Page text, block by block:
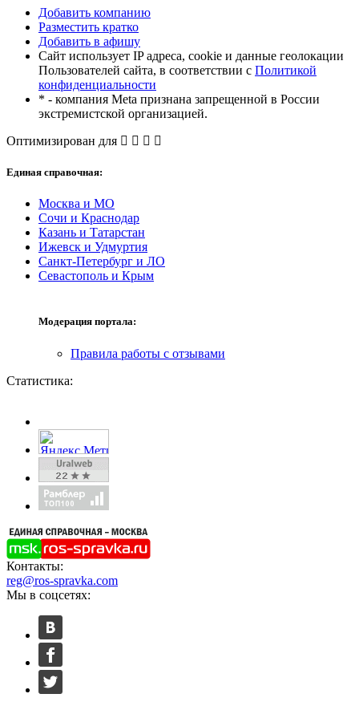
Добавить компанию
Разместить кратко
Добавить в афишу
Сайт использует IP адреса, cookie и данные геолокации
Пользователей сайта, в соответствии с Политикой
конфиденциальности
* - компания Meta признана запрещенной в России
экстремистской организацией.
Оптимизирован для
Единая справочная:
Москва и МО
Сочи и Краснодар
Казань и Татарстан
Ижевск и Удмуртия
Санкт-Петербург и ЛО
Севастополь и Крым
Модерация портала:
Правила работы с отзывами
Статистика:
Контакты:
reg@ros-spravka.com
Мы в соцсетях: